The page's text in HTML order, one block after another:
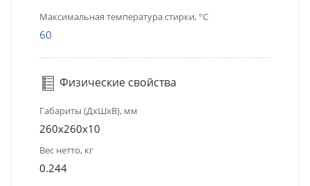
Максимальная температура стирки, °C
60
Физические свойства
Габариты (ДхШхВ), мм
260х260х10
Вес нетто, кг
0.244